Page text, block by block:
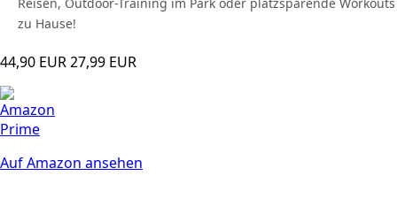
zu Hause!
44,90 EUR27,99 EUR
Auf Amazon ansehen